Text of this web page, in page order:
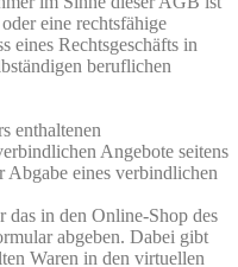
eine rechtsfähige
eines Rechtsgeschäfts in
beruflichen
enthaltenen
Angebote seitens
Abgabe eines verbindlichen
das in den Online-Shop des
abgeben. Dabei gibt
Waren in den virtuellen